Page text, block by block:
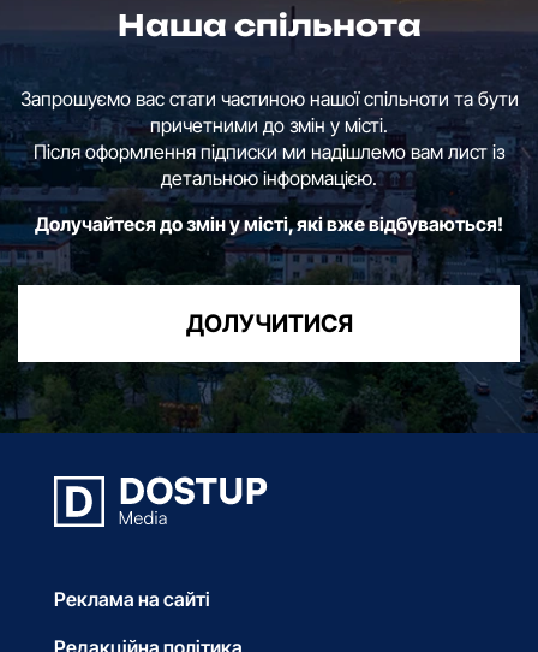
Наша спільнота
Запрошуємо вас стати частиною нашої спільноти та бути
причетними до змін у місті.
Після оформлення підписки ми надішлемо вам лист із
детальною інформацією.
Долучайтеся до змін у місті, які вже відбуваються!
ДОЛУЧИТИСЯ
Реклама на сайті